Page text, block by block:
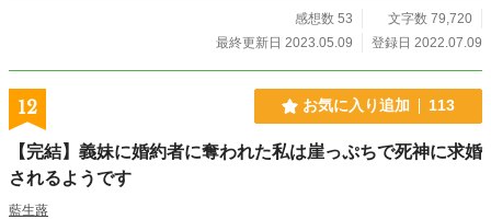
感想数 53
文字数 79,720
最終更新日 2023.05.09
登録日 2022.07.09
12 お気に入り追加 113
【完結】義妹に婚約者に奪われた私は崖っぷちで死神に求婚
されるようです
藍生蕗